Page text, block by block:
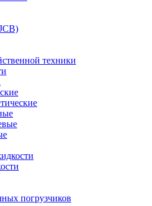
техники
погрузчиков